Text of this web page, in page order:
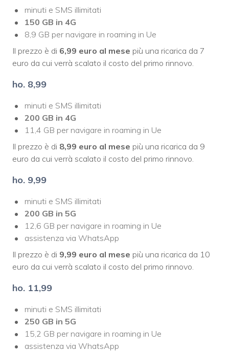
minuti e SMS illimitati
150 GB in 4G
8,9 GB per navigare in roaming in Ue
Il prezzo è di 6,99 euro al mese più una ricarica da 7
euro da cui verrà scalato il costo del primo rinnovo.
ho. 8,99
minuti e SMS illimitati
200 GB in 4G
11,4 GB per navigare in roaming in Ue
Il prezzo è di 8,99 euro al mese più una ricarica da 9
euro da cui verrà scalato il costo del primo rinnovo.
ho. 9,99
minuti e SMS illimitati
200 GB in 5G
12,6 GB per navigare in roaming in Ue
assistenza via WhatsApp
Il prezzo è di 9,99 euro al mese più una ricarica da 10
euro da cui verrà scalato il costo del primo rinnovo.
ho. 11,99
minuti e SMS illimitati
250 GB in 5G
15,2 GB per navigare in roaming in Ue
assistenza via WhatsApp